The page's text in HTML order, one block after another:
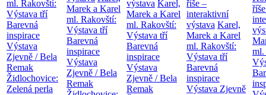
ml. Rakovští:
Výstava tří
Barevná
inspirace
Výstava
Zjevně / Bela
Remak
Židlochovice:
Zelená perla
Marek a Karel
ml. Rakovští:
Výstava tří
Barevná
inspirace
Výstava
Zjevně / Bela
Remak
výstava Karel,
Marek a Karel
ml. Rakovští:
Výstava tří
Barevná
inspirace
Výstava
Zjevně / Bela
Remak
říše –
interaktivní
výstava Karel,
Marek a Karel
ml. Rakovští:
Výstava tří
Barevná
inspirace
Výstava Zjevně
ml.